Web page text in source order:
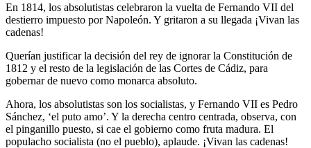
En 1814, los absolutistas celebraron la vuelta de Fernando VII del
destierro impuesto por Napoleón. Y gritaron a su llegada ¡Vivan las
cadenas!
Querían justificar la decisión del rey de ignorar la Constitución de
1812 y el resto de la legislación de las Cortes de Cádiz, para
gobernar de nuevo como monarca absoluto.
Ahora, los absolutistas son los socialistas, y Fernando VII es Pedro
Sánchez, ‘el puto amo’. Y la derecha centro centrada, observa, con
el pinganillo puesto, si cae el gobierno como fruta madura. El
populacho socialista (no el pueblo), aplaude. ¡Vivan las cadenas!